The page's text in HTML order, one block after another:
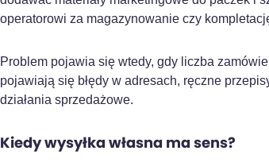
operatorowi za magazynowanie czy
Problem pojawia się wtedy, gdy liczba
pojawiają się błędy w adresach, ręczne
działania sprzedażowe.
Kiedy wysyłka własna ma sens?